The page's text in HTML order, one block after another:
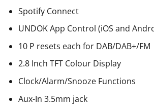
Spotify Connect
UNDOK App Control (iOS and
10 P resets each for DAB/DAB+/FM
2.8 Inch TFT Colour Display
Clock/Alarm/Snooze Functions
Aux-In 3.5mm jack